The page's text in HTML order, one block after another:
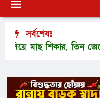
সর্বশেষঃ
মাছ শিকার, তিন জেলে